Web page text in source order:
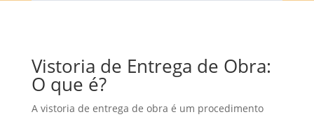
Vistoria de Entrega de Obra:
O que é?
A vistoria de entrega de obra é um procedimento